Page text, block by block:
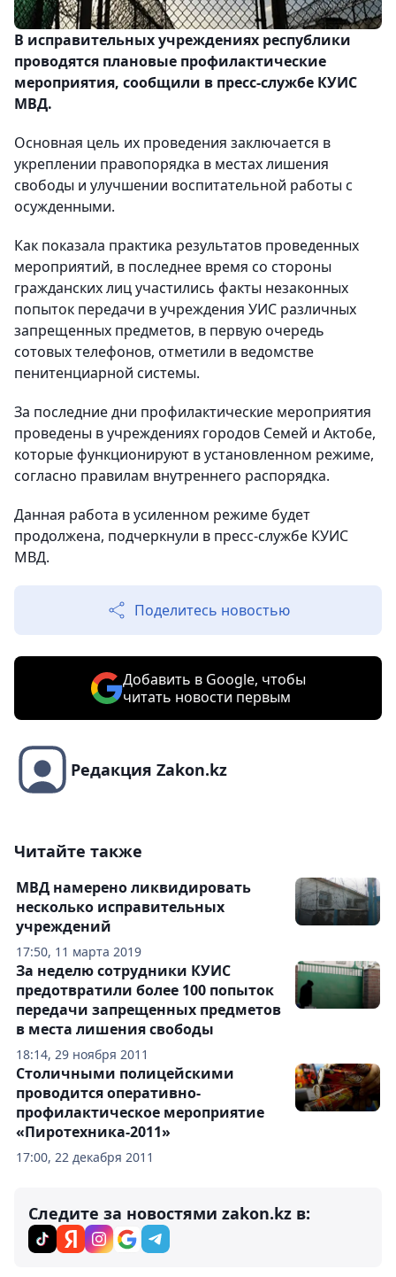
В исправительных учреждениях республики
проводятся плановые профилактические
мероприятия, сообщили в пресс-службе КУИС
МВД.
Основная цель их проведения заключается в
укреплении правопорядка в местах лишения
свободы и улучшении воспитательной работы с
осужденными.
Как показала практика результатов проведенных
мероприятий, в последнее время со стороны
гражданских лиц участились факты незаконных
попыток передачи в учреждения УИС различных
запрещенных предметов, в первую очередь
сотовых телефонов, отметили в ведомстве
пенитенциарной системы.
За последние дни профилактические мероприятия
проведены в учреждениях городов Семей и Актобе,
которые функционируют в установленном режиме,
согласно правилам внутреннего распорядка.
Данная работа в усиленном режиме будет
продолжена, подчеркнули в пресс-службе КУИС
МВД.
Поделитесь новостью
Добавить в Google, чтобы
читать новости первым
Редакция Zakon.kz
Читайте также
17:50, 11 марта 2019
МВД намерено ликвидировать
несколько исправительных
учреждений
18:14, 29 ноября 2011
За неделю сотрудники КУИС
предотвратили более 100 попыток
передачи запрещенных предметов
в места лишения свободы
17:00, 22 декабря 2011
Столичными полицейскими
проводится оперативно-
профилактическое мероприятие
«Пиротехника-2011»
Следите за новостями zakon.kz в: